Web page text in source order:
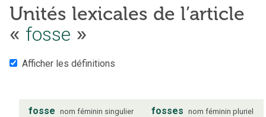
Unités lexicales de l’article
« fosse »
Afficher les définitions
fosse nom féminin singulier fosses nom féminin pluriel